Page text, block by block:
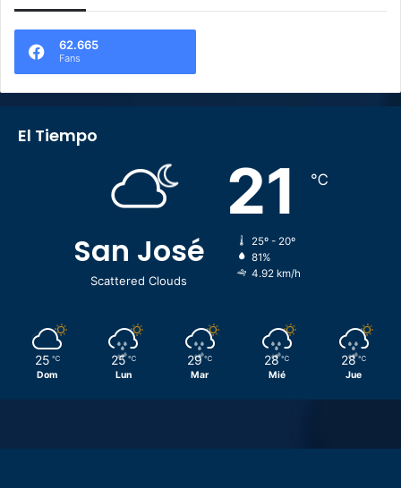
62.665
Fans
El Tiempo
San José
Scattered Clouds
21 ℃
25º - 20º
81%
4.92 km/h
25 ℃
Dom
25 ℃
Lun
29 ℃
Mar
28 ℃
Mié
28 ℃
Jue